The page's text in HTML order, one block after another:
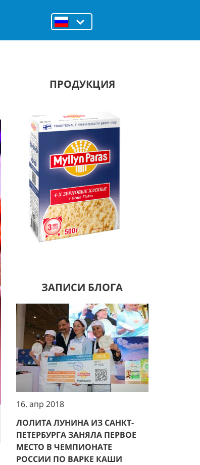
ПРОДУКЦИЯ
ЗАПИСИ БЛОГА
16. апр 2018
ЛОЛИТА ЛУНИНА ИЗ САНКТ-
ПЕТЕРБУРГА ЗАНЯЛА ПЕРВОЕ
МЕСТО В ЧЕМПИОНАТЕ
РОССИИ ПО ВАРКЕ КАШИ